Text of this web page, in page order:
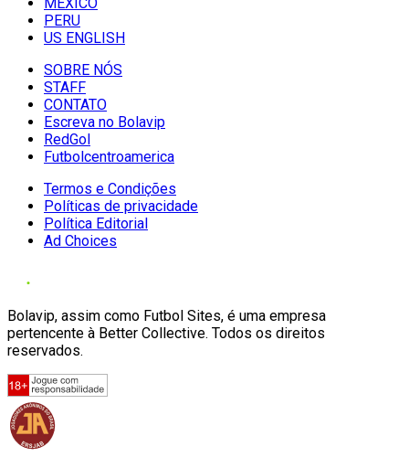
PERU
US ENGLISH
SOBRE NÓS
STAFF
CONTATO
Escreva no Bolavip
RedGol
Futbolcentroamerica
Termos e Condições
Políticas de privacidade
Política Editorial
Ad Choices
Bolavip, assim como Futbol Sites, é uma empresa
pertencente à Better Collective. Todos os direitos
reservados.